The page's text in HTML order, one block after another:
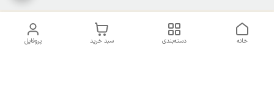
پروفایل سبد خرید دسته‌بندی خانه